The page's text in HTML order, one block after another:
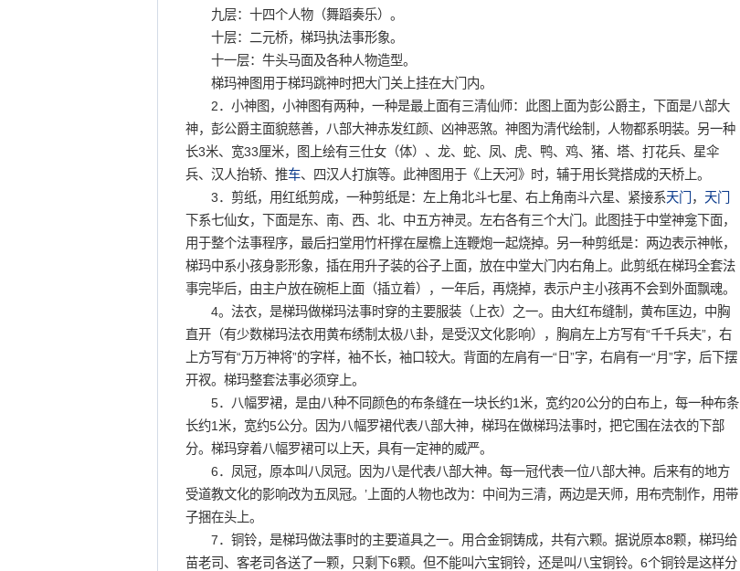
九层：十四个人物（舞蹈奏乐）。
十层：二元桥，梯玛执法事形象。
十一层：牛头马面及各种人物造型。
梯玛神图用于梯玛跳神时把大门关上挂在大门内。
2．小神图，小神图有两种，一种是最上面有三清仙师：此图上面为彭公爵主，下面是八部大
神，彭公爵主面貌慈善，八部大神赤发红颜、凶神恶煞。神图为清代绘制，人物都系明装。另一种
长3米、宽33厘米，图上绘有三仕女（体）、龙、蛇、凤、虎、鸭、鸡、猪、塔、打花兵、星伞
兵、汉人抬轿、推车、四汉人打旗等。此神图用于《上天河》时，辅于用长凳搭成的天桥上。
3．剪纸，用红纸剪成，一种剪纸是：左上角北斗七星、右上角南斗六星、紧接系天门 ， 天门
下系七仙女，下面是东、南、西、北、中五方神灵。左右各有三个大门。此图挂于中堂神龛下面，
用于整个法事程序，最后扫堂用竹杆撑在屋檐上连鞭炮一起烧掉。另一种剪纸是：两边表示神帐，
梯玛中系小孩身影形象，插在用升子装的谷子上面，放在中堂大门内右角上。此剪纸在梯玛全套法
事完毕后，由主户放在碗柜上面（插立着），一年后，再烧掉，表示户主小孩再不会到外面飘魂。
4。法衣，是梯玛做梯玛法事时穿的主要服装（上衣）之一。由大红布缝制，黄布匡边，中胸
直开（有少数梯玛法衣用黄布绣制太极八卦，是受汉文化影响），胸肩左上方写有“千千兵夫”，右
上方写有“万万神将”的字样，袖不长，袖口较大。背面的左肩有一“日”字，右肩有一“月”字，后下摆
开衩。梯玛整套法事必须穿上。
5．八幅罗裙，是由八种不同颜色的布条缝在一块长约1米，宽约20公分的白布上，每一种布条
长约1米，宽约5公分。因为八幅罗裙代表八部大神，梯玛在做梯玛法事时，把它围在法衣的下部
分。梯玛穿着八幅罗裙可以上天，具有一定神的威严。
6．凤冠，原本叫八凤冠。因为八是代表八部大神。每一冠代表一位八部大神。后来有的地方
受道教文化的影响改为五凤冠。’上面的人物也改为：中间为三清，两边是天师，用布壳制作，用带
子捆在头上。
7．铜铃，是梯玛做法事时的主要道具之一。用合金铜铸成，共有六颗。据说原本8颗，梯玛给
苗老司、客老司各送了一颗，只剩下6颗。但不能叫六宝铜铃，还是叫八宝铜铃。6个铜铃是这样分